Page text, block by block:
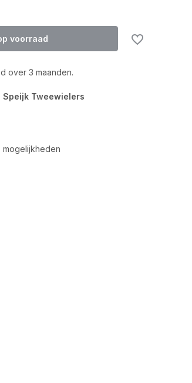
voorraad
over 3 maanden.
Speijk Tweewielers
mogelijkheden